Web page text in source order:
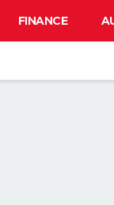
FINANCE